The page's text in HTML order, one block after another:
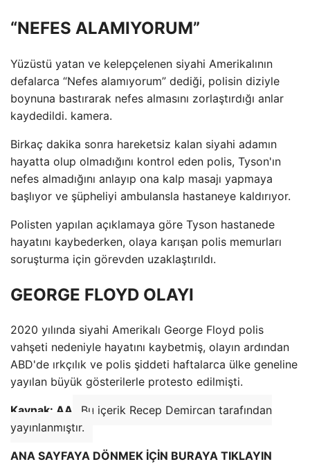
“NEFES ALAMIYORUM”
Yüzüstü yatan ve kelepçelenen siyahi Amerikalının
defalarca “Nefes alamıyorum” dediği, polisin diziyle
boynuna bastırarak nefes almasını zorlaştırdığı anlar
kaydedildi. kamera.
Birkaç dakika sonra hareketsiz kalan siyahi adamın
hayatta olup olmadığını kontrol eden polis, Tyson'ın
nefes almadığını anlayıp ona kalp masajı yapmaya
başlıyor ve şüpheliyi ambulansla hastaneye kaldırıyor.
Polisten yapılan açıklamaya göre Tyson hastanede
hayatını kaybederken, olaya karışan polis memurları
soruşturma için görevden uzaklaştırıldı.
GEORGE FLOYD OLAYI
2020 yılında siyahi Amerikalı George Floyd polis
vahşeti nedeniyle hayatını kaybetmiş, olayın ardından
ABD'de ırkçılık ve polis şiddeti haftalarca ülke geneline
yayılan büyük gösterilerle protesto edilmişti.
Kaynak: AA
Bu içerik Recep Demircan tarafından
yayınlanmıştır.
ANA SAYFAYA DÖNMEK İÇİN BURAYA TIKLAYIN